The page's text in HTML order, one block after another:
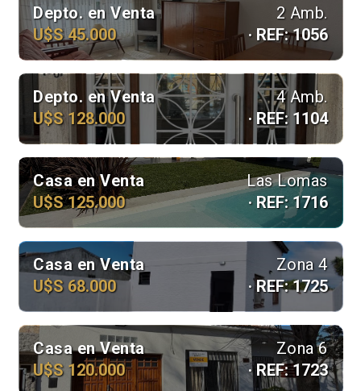
Depto. en Venta
2 Amb.
U$S 45.000
· REF: 1056
Depto. en Venta
4 Amb.
U$S 128.000
· REF: 1104
Casa en Venta
Las Lomas
U$S 125.000
· REF: 1716
Casa en Venta
Zona 4
U$S 68.000
· REF: 1725
Casa en Venta
Zona 6
U$S 120.000
· REF: 1723